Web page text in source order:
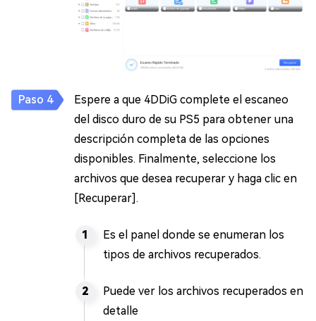
Espere a que 4DDiG complete el escaneo
del disco duro de su PS5 para obtener una
descripción completa de las opciones
disponibles. Finalmente, seleccione los
archivos que desea recuperar y haga clic en
[Recuperar].
Es el panel donde se enumeran los
tipos de archivos recuperados.
Puede ver los archivos recuperados en
detalle